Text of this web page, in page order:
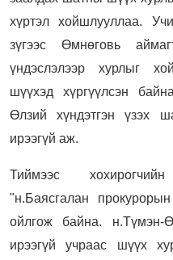
хүртэл хойшлууллаа.
зүгээс Өмнөговь
үндэслэлээр хурлыг
шүүхэд хүргүүлсэн
Өлзий хүндэтгэн үзэх
ирээгүй аж.
Тиймээс
"н.Баясгалан
ойлгож байна. н.Түмэн-
ирээгүй учраас шүүх